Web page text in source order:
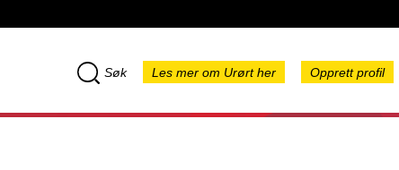
Søk Les mer om Urørt her Opprett profil